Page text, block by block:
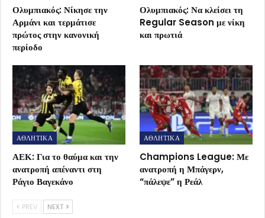
Ολυμπιακός: Νίκησε την
Αρμάνι και τερμάτισε
πρώτος στην κανονική
περίοδο
Ολυμπιακός: Να κλείσει τη
Regular Season με νίκη
και πρωτιά
ΑΘΛΗΤΙΚΑ
ΑΕΚ: Για το θαύμα και την
ανατροπή απέναντι στη
Ράγιο Βαγεκάνο
ΑΘΛΗΤΙΚΑ
Champions League: Με
ανατροπή η Μπάγερν,
“πάλεψε” η Ρεάλ
PREV NEXT